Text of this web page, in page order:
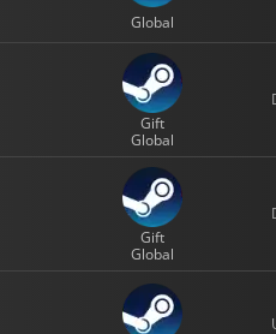
Global
Gift
Global
Gift
Global